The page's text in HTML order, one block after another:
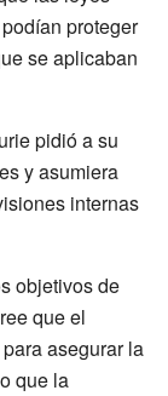
proteger
se aplicaban
pidió a su
y asumiera
internas
objetivos de
que el
asegurar la
que la